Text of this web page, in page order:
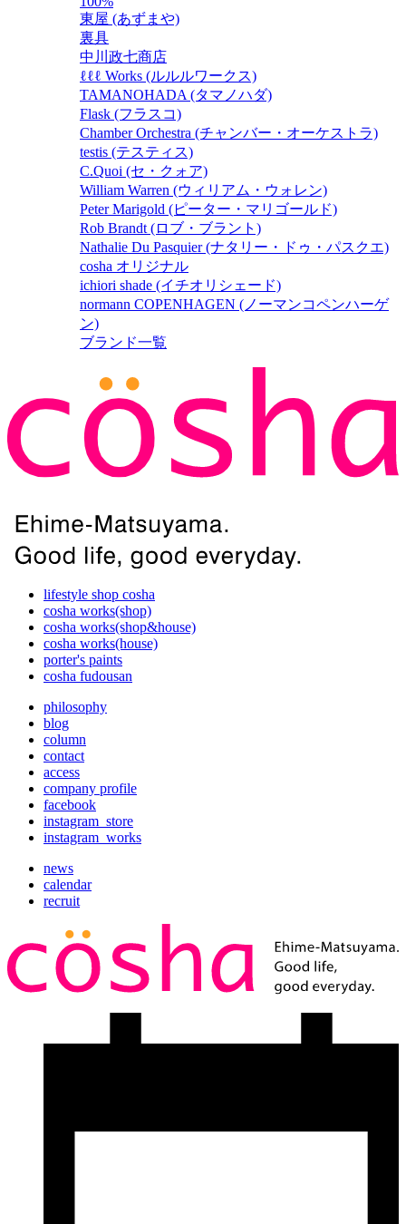
東屋 (あずまや)
裏具
中川政七商店
ℓℓℓ Works (ルルルワークス)
TAMANOHADA (タマノハダ)
Flask (フラスコ)
Chamber Orchestra (チャンバー・オーケストラ)
testis (テスティス)
C.Quoi (セ・クォア)
William Warren (ウィリアム・ウォレン)
Peter Marigold (ピーター・マリゴールド)
Rob Brandt (ロブ・ブラント)
Nathalie Du Pasquier (ナタリー・ドゥ・パスクエ)
cosha オリジナル
ichiori shade (イチオリシェード)
normann COPENHAGEN (ノーマンコペンハーゲ
ン)
ブランド一覧
lifestyle shop cosha
cosha works(shop)
cosha works(shop&house)
cosha works(house)
porter's paints
cosha fudousan
philosophy
blog
column
contact
access
company profile
facebook
instagram_store
instagram_works
news
calendar
recruit